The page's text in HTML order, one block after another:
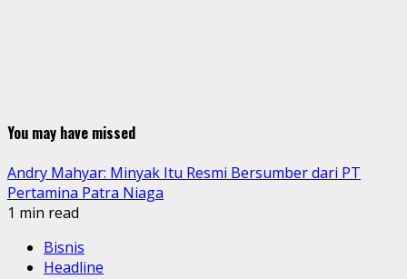
You may have missed
Andry Mahyar: Minyak Itu Resmi Bersumber dari PT
Pertamina Patra Niaga
1 min read
Bisnis
Headline